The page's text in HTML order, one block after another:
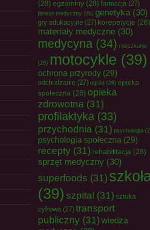
(28) egzaminy (28) farmacja (27)
fitness medyczny (26) genetyka(30)
gry edukacyjne (27) korepetycje (28)
materiały medyczne (30)
medycyna (34) mieszkanie
(26) motocykle (39)
ochrona przyrody (29)
odchudzanie (27) ogród (26) opieka
społeczna (28) opieka
zdrowotna (31)
profilaktyka (33)
przychodnia (31) psychologia
psychologia społeczna (29)
recepty (31) rehabilitacja (28)
sprzęt medyczny (30)
superfoods (31)
(39) szpital (31) sztuka
cyfrowa (27) transport
publiczny (31) wiedza